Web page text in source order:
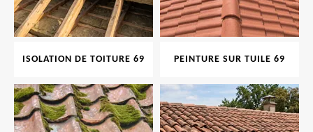
ISOLATION DE TOITURE 69 PEINTURE SUR TUILE 69